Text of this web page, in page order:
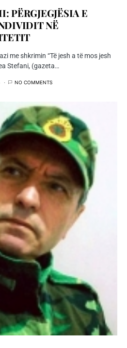
PËRGJEGJËSIA E
NË
me shkrimin “Të jesh a të mos jesh
Stefani, (gazeta…
NO COMMENTS